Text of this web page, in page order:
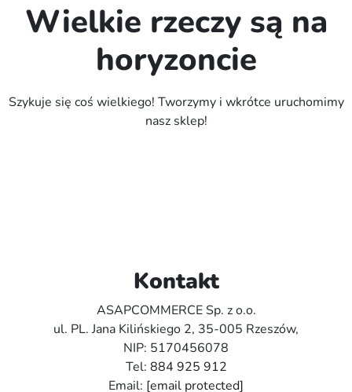
Wielkie rzeczy są na
horyzoncie
Szykuje się coś wielkiego! Tworzymy i wkrótce uruchomimy
nasz sklep!
Kontakt
ASAPCOMMERCE Sp. z o.o.
ul. PL. Jana Kilińskiego 2, 35-005 Rzeszów,
NIP: 5170456078
Tel: 884 925 912
Email: [email protected]